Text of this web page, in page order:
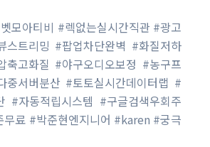
모아티비 #렉없는실시간직관 #광고
스트리밍 #팝업차단완벽 #화질저하
축고화질 #야구오디오보정 #농구프
중서버분산 #토토실시간데이터랩 #
#자동적립시스템 #구글검색우회주
무료 #박준현엔지니어 #karen #궁극